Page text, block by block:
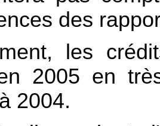
des
les
2005 en
2004.